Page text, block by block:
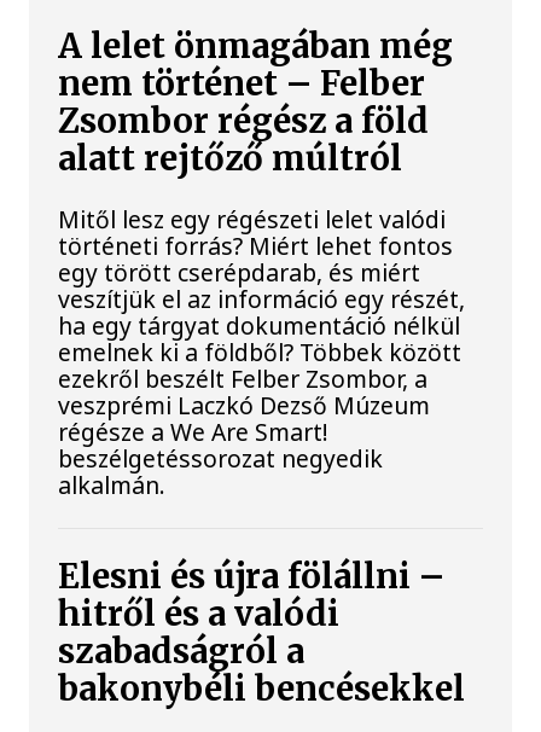
A lelet önmagában még
nem történet – Felber
Zsombor régész a föld
alatt rejtőző múltról
Mitől lesz egy régészeti lelet valódi
történeti forrás? Miért lehet fontos
egy törött cserépdarab, és miért
veszítjük el az információ egy részét,
ha egy tárgyat dokumentáció nélkül
emelnek ki a földből? Többek között
ezekről beszélt Felber Zsombor, a
veszprémi Laczkó Dezső Múzeum
régésze a We Are Smart!
beszélgetéssorozat negyedik
alkalmán.
Elesni és újra fölállni –
hitről és a valódi
szabadságról a
bakonybéli bencésekkel